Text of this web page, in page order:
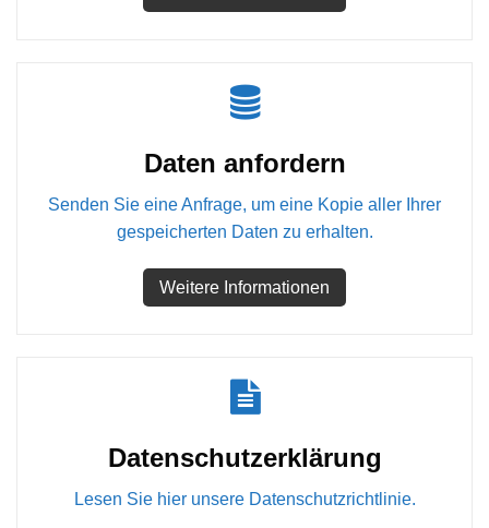
Daten anfordern
Senden Sie eine Anfrage, um eine Kopie aller Ihrer
gespeicherten Daten zu erhalten.
Weitere Informationen
Datenschutzerklärung
Lesen Sie hier unsere Datenschutzrichtlinie.